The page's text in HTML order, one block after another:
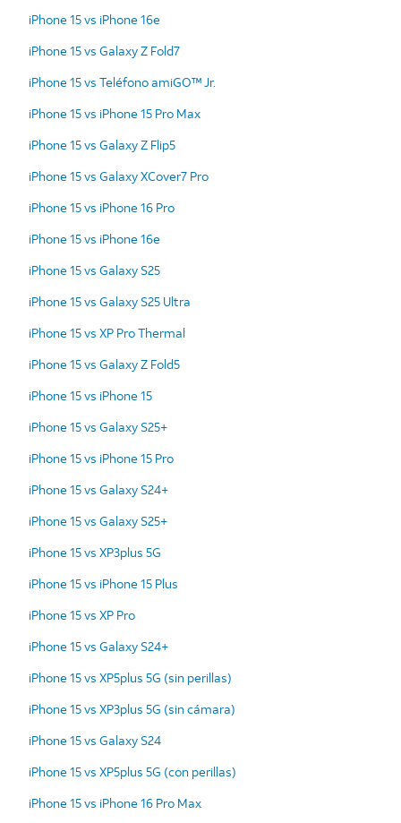
iPhone 15 vs iPhone 16e
iPhone 15 vs Galaxy Z Fold7
iPhone 15 vs Teléfono amiGO™ Jr.
iPhone 15 vs iPhone 15 Pro Max
iPhone 15 vs Galaxy Z Flip5
iPhone 15 vs Galaxy XCover7 Pro
iPhone 15 vs iPhone 16 Pro
iPhone 15 vs iPhone 16e
iPhone 15 vs Galaxy S25
iPhone 15 vs Galaxy S25 Ultra
iPhone 15 vs XP Pro Thermal
iPhone 15 vs Galaxy Z Fold5
iPhone 15 vs iPhone 15
iPhone 15 vs Galaxy S25+
iPhone 15 vs iPhone 15 Pro
iPhone 15 vs Galaxy S24+
iPhone 15 vs Galaxy S25+
iPhone 15 vs XP3plus 5G
iPhone 15 vs iPhone 15 Plus
iPhone 15 vs XP Pro
iPhone 15 vs Galaxy S24+
iPhone 15 vs XP5plus 5G (sin perillas)
iPhone 15 vs XP3plus 5G (sin cámara)
iPhone 15 vs Galaxy S24
iPhone 15 vs XP5plus 5G (con perillas)
iPhone 15 vs iPhone 16 Pro Max